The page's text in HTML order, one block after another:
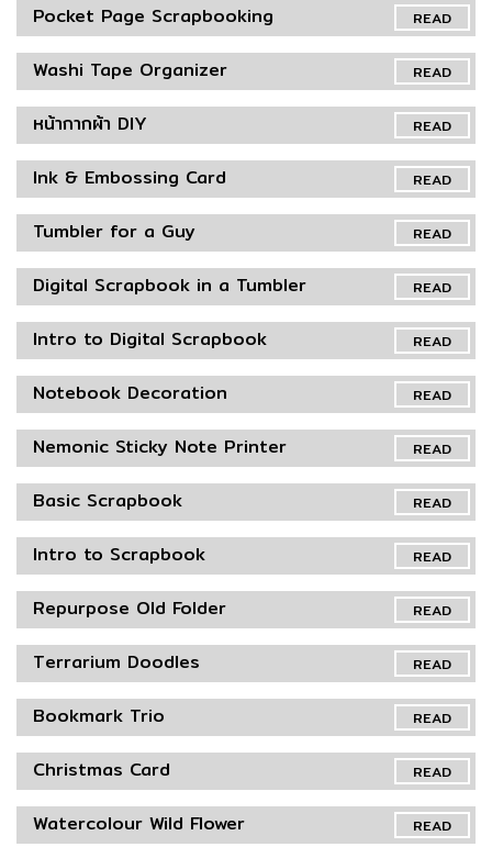
READ
Pocket Page Scrapbooking
READ
Washi Tape Organizer
READ
หน้ากากผ้า DIY
READ
Ink & Embossing Card
READ
Tumbler for a Guy
READ
Digital Scrapbook in a Tumbler
READ
Intro to Digital Scrapbook
READ
Notebook Decoration
READ
Nemonic Sticky Note Printer
READ
Basic Scrapbook
READ
Intro to Scrapbook
READ
Repurpose Old Folder
READ
Terrarium Doodles
READ
Bookmark Trio
READ
Christmas Card
READ
Watercolour Wild Flower